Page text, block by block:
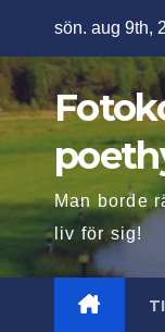
innehåll
sön. aug 9th,
Man borde
liv för sig!